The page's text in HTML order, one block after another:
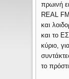
πρωινή
REAL
και
και το
κύριο,
το